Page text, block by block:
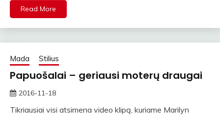
Read More
Mada Stilius
Papuošalai – geriausi moterų draugai
2016-11-18
Tikriausiai visi atsimena video klipą, kuriame Marilyn